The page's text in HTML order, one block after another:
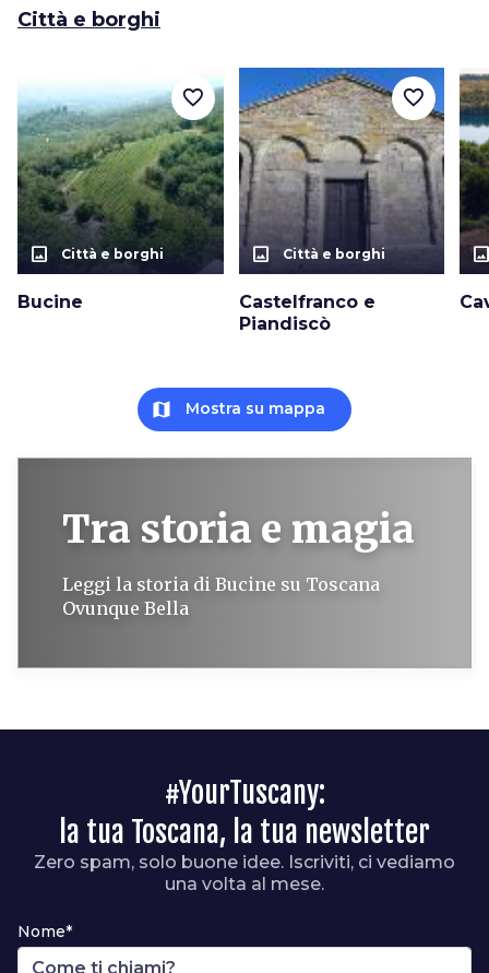
Città e borghi
photo_size_select_actual Città e borghi
Bucine
favorite_border
photo_size_select_actual Città e borghi
Castelfranco e
Piandiscò
favorite_border
map Mostra su mappa
Tra storia e magia
Leggi la storia di Bucine su Toscana
Ovunque Bella
#YourTuscany:
la tua Toscana, la tua newsletter
Zero spam, solo buone idee. Iscriviti, ci vediamo
una volta al mese.
Nome*